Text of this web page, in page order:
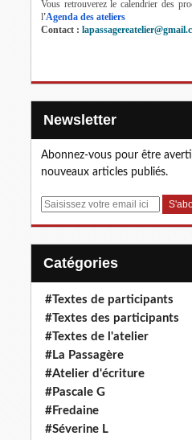
Vous retrouverez le calendrier des
l'Agenda des ateliers
Contact :
Newsletter
Abonnez-vous pour être
nouveaux articles publiés.
E
Catégories
#Textes de participants
#Textes des participants
#Textes de l'atelier
#La Passagère
#Atelier d'écriture
#Pascale G
#Fredaine
#Séverine L